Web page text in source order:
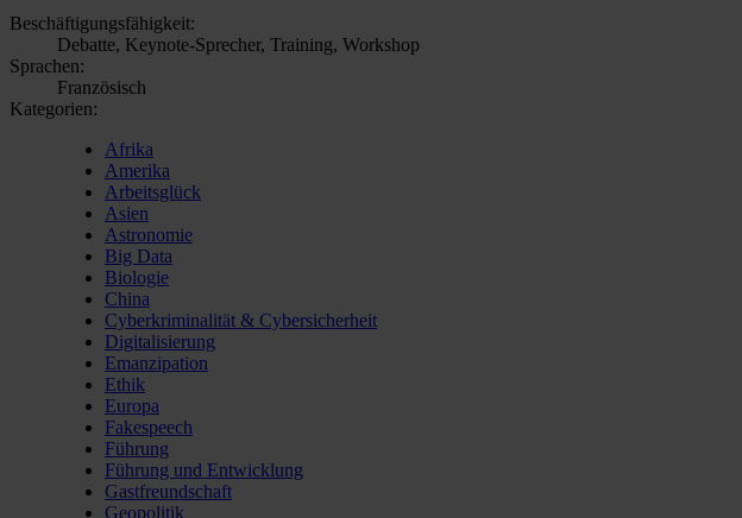
Beschäftigungsfähigkeit:
Debatte, Keynote-Sprecher, Training, Workshop
Sprachen:
Französisch
Kategorien:
Afrika
Amerika
Arbeitsglück
Asien
Astronomie
Big Data
Biologie
China
Cyberkriminalität & Cybersicherheit
Digitalisierung
Emanzipation
Ethik
Europa
Fakespeech
Führung
Führung und Entwicklung
Gastfreundschaft
Geopolitik